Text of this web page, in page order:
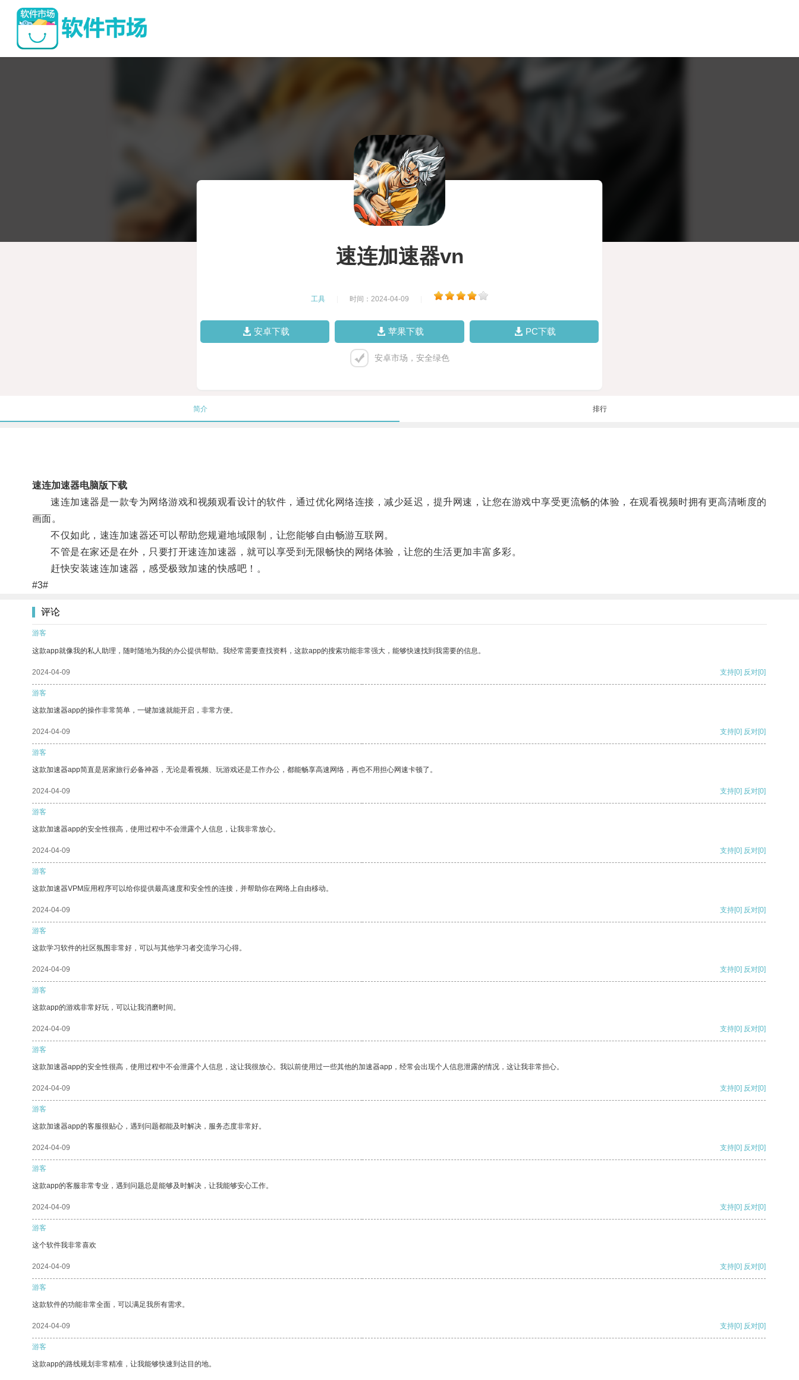
速连加速器vn
工具 时间：2024-04-09
安卓下载 苹果下载 PC下载
安卓市场，安全绿色
简介 排行
速连加速器电脑版下载
速连加速器是一款专为网络游戏和视频观看设计的软件，通过优化网络连接，减少延迟，提升网速，让您在游戏中享受更流畅的体验，在观看视频时拥有更高清晰度的
画面。
不仅如此，速连加速器还可以帮助您规避地域限制，让您能够自由畅游互联网。
不管是在家还是在外，只要打开速连加速器，就可以享受到无限畅快的网络体验，让您的生活更加丰富多彩。
赶快安装速连加速器，感受极致加速的快感吧！。
#3#
评论
游客
这款app就像我的私人助理，随时随地为我的办公提供帮助。我经常需要查找资料，这款app的搜索功能非常强大，能够快速找到我需要的信息。
2024-04-09 支持[0] 反对[0]
游客
这款加速器app的操作非常简单，一键加速就能开启，非常方便。
2024-04-09 支持[0] 反对[0]
游客
这款加速器app简直是居家旅行必备神器，无论是看视频、玩游戏还是工作办公，都能畅享高速网络，再也不用担心网速卡顿了。
2024-04-09 支持[0] 反对[0]
游客
这款加速器app的安全性很高，使用过程中不会泄露个人信息，让我非常放心。
2024-04-09 支持[0] 反对[0]
游客
这款加速器VPM应用程序可以给你提供最高速度和安全性的连接，并帮助你在网络上自由移动。
2024-04-09 支持[0] 反对[0]
游客
这款学习软件的社区氛围非常好，可以与其他学习者交流学习心得。
2024-04-09 支持[0] 反对[0]
游客
这款app的游戏非常好玩，可以让我消磨时间。
2024-04-09 支持[0] 反对[0]
游客
这款加速器app的安全性很高，使用过程中不会泄露个人信息，这让我很放心。我以前使用过一些其他的加速器app，经常会出现个人信息泄露的情况，这让我非常担心。
2024-04-09 支持[0] 反对[0]
游客
这款加速器app的客服很贴心，遇到问题都能及时解决，服务态度非常好。
2024-04-09 支持[0] 反对[0]
游客
这款app的客服非常专业，遇到问题总是能够及时解决，让我能够安心工作。
2024-04-09 支持[0] 反对[0]
游客
这个软件我非常喜欢
2024-04-09 支持[0] 反对[0]
游客
这款软件的功能非常全面，可以满足我所有需求。
2024-04-09 支持[0] 反对[0]
游客
这款app的路线规划非常精准，让我能够快速到达目的地。